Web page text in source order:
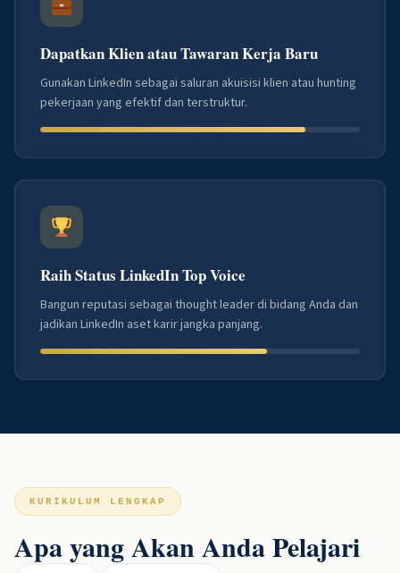
Dapatkan Klien atau Tawaran Kerja Baru
Gunakan LinkedIn sebagai saluran akuisisi klien atau hunting
pekerjaan yang efektif dan terstruktur.
Raih Status LinkedIn Top Voice
Bangun reputasi sebagai thought leader di bidang Anda dan
jadikan LinkedIn aset karir jangka panjang.
KURIKULUM LENGKAP
Apa yang Akan Anda Pelajari